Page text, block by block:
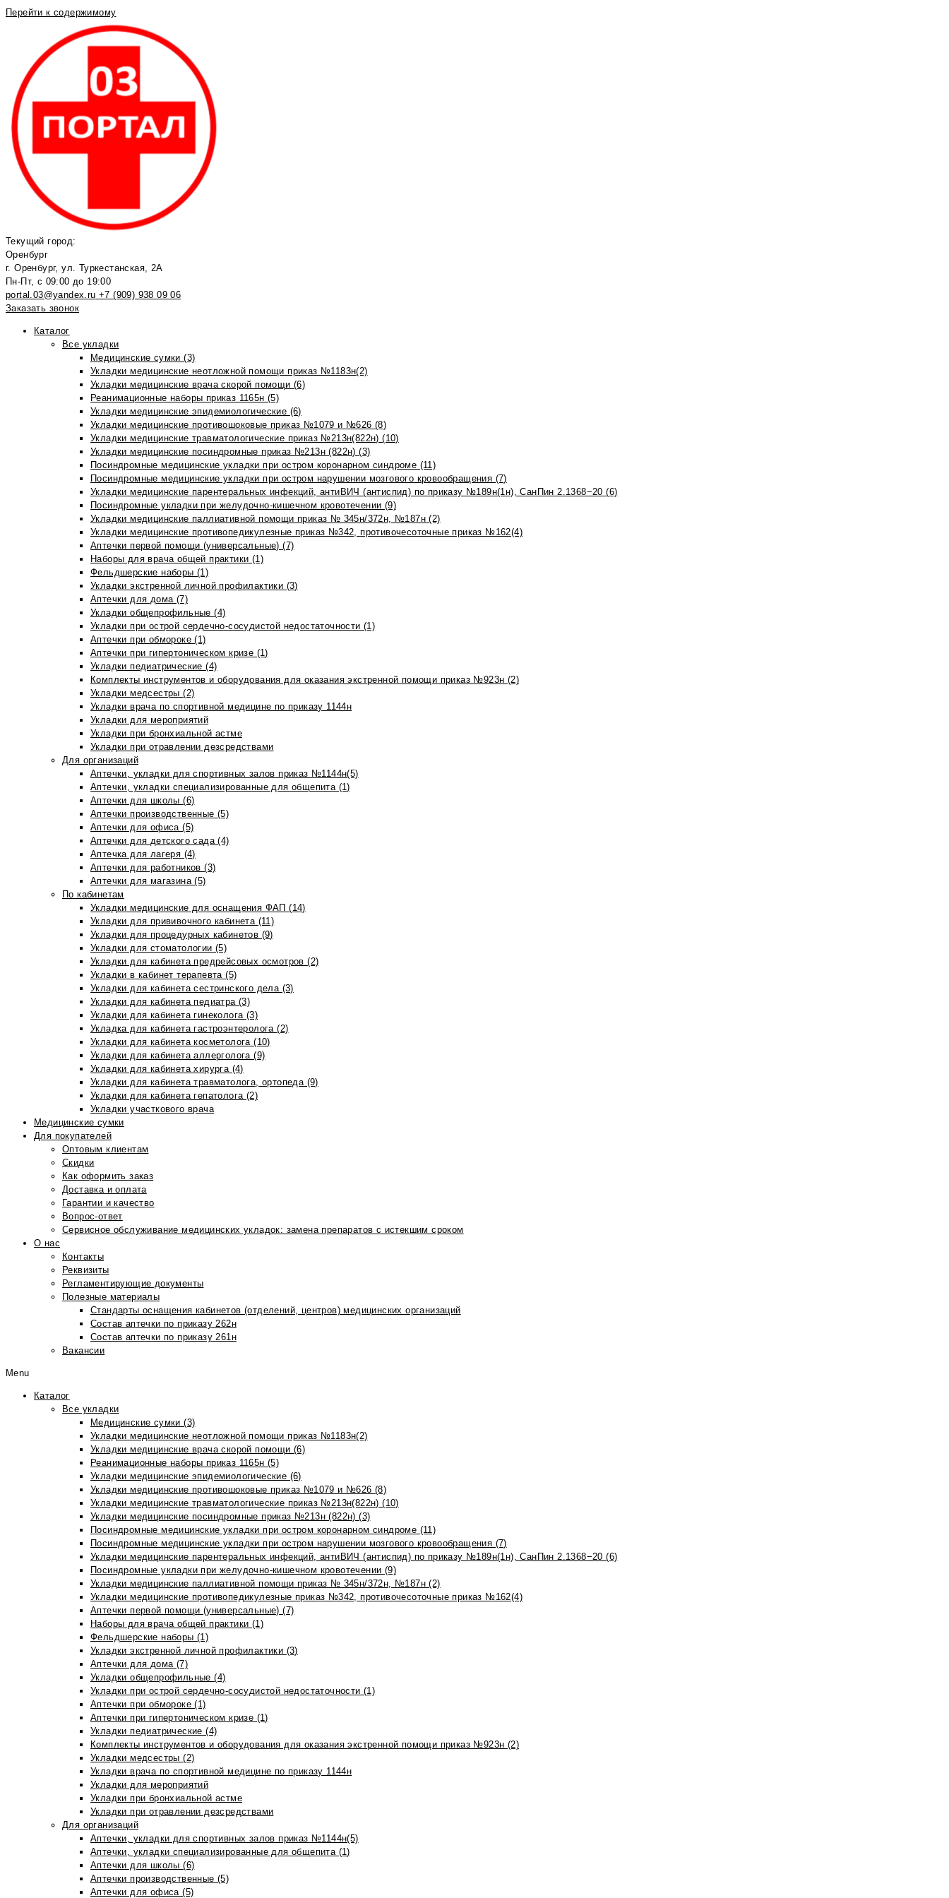
Перейти к содержимому
Текущий город:
Оренбург
г. Оренбург, ул. Туркестанская, 2А
Пн-Пт, с 09:00 до 19:00
portal.03@yandex.ru +7 (909) 938 09 06
Заказать звонок
Каталог
Все укладки
Медицинские сумки (3)
Укладки медицинские неотложной помощи приказ №1183н(2)
Укладки медицинские врача скорой помощи (6)
Реанимационные наборы приказ 1165н (5)
Укладки медицинские эпидемиологические (6)
Укладки медицинские противошоковые приказ №1079 и №626 (8)
Укладки медицинские травматологические приказ №213н(822н) (10)
Укладки медицинские посиндромные приказ №213н (822н) (3)
Посиндромные медицинские укладки при остром коронарном синдроме (11)
Посиндромные медицинские укладки при остром нарушении мозгового кровообращения (7)
Укладки медицинские парентеральных инфекций, антиВИЧ (антиспид) по приказу №189н(1н), СанПин 2.1368−20 (6)
Посиндромные укладки при желудочно-кишечном кровотечении (9)
Укладки медицинские паллиативной помощи приказ № 345н/372н, №187н (2)
Укладки медицинские противопедикулезные приказ №342, противочесоточные приказ №162(4)
Аптечки первой помощи (универсальные) (7)
Наборы для врача общей практики (1)
Фельдшерские наборы (1)
Укладки экстренной личной профилактики (3)
Аптечки для дома (7)
Укладки общепрофильные (4)
Укладки при острой сердечно-сосудистой недостаточности (1)
Аптечки при обмороке (1)
Аптечки при гипертоническом кризе (1)
Укладки педиатрические (4)
Комплекты инструментов и оборудования для оказания экстренной помощи приказ №923н (2)
Укладки медсестры (2)
Укладки врача по спортивной медицине по приказу 1144н
Укладки для мероприятий
Укладки при бронхиальной астме
Укладки при отравлении дезсредствами
Для организаций
Аптечки, укладки для спортивных залов приказ №1144н(5)
Аптечки, укладки специализированные для общепита (1)
Аптечки для школы (6)
Аптечки производственные (5)
Аптечки для офиса (5)
Аптечки для детского сада (4)
Аптечка для лагеря (4)
Аптечки для работников (3)
Аптечки для магазина (5)
По кабинетам
Укладки медицинские для оснащения ФАП (14)
Укладки для прививочного кабинета (11)
Укладки для процедурных кабинетов (9)
Укладки для стоматологии (5)
Укладки для кабинета предрейсовых осмотров (2)
Укладки в кабинет терапевта (5)
Укладки для кабинета сестринского дела (3)
Укладки для кабинета педиатра (3)
Укладки для кабинета гинеколога (3)
Укладка для кабинета гастроэнтеролога (2)
Укладки для кабинета косметолога (10)
Укладки для кабинета аллерголога (9)
Укладки для кабинета хирурга (4)
Укладки для кабинета травматолога, ортопеда (9)
Укладки для кабинета гепатолога (2)
Укладки участкового врача
Медицинские сумки
Для покупателей
Оптовым клиентам
Скидки
Как оформить заказ
Доставка и оплата
Гарантии и качество
Вопрос-ответ
Сервисное обслуживание медицинских укладок: замена препаратов с истекшим сроком
О нас
Контакты
Реквизиты
Регламентирующие документы
Полезные материалы
Стандарты оснащения кабинетов (отделений, центров) медицинских организаций
Состав аптечки по приказу 262н
Состав аптечки по приказу 261н
Вакансии
Menu
Каталог
Все укладки
Медицинские сумки (3)
Укладки медицинские неотложной помощи приказ №1183н(2)
Укладки медицинские врача скорой помощи (6)
Реанимационные наборы приказ 1165н (5)
Укладки медицинские эпидемиологические (6)
Укладки медицинские противошоковые приказ №1079 и №626 (8)
Укладки медицинские травматологические приказ №213н(822н) (10)
Укладки медицинские посиндромные приказ №213н (822н) (3)
Посиндромные медицинские укладки при остром коронарном синдроме (11)
Посиндромные медицинские укладки при остром нарушении мозгового кровообращения (7)
Укладки медицинские парентеральных инфекций, антиВИЧ (антиспид) по приказу №189н(1н), СанПин 2.1368−20 (6)
Посиндромные укладки при желудочно-кишечном кровотечении (9)
Укладки медицинские паллиативной помощи приказ № 345н/372н, №187н (2)
Укладки медицинские противопедикулезные приказ №342, противочесоточные приказ №162(4)
Аптечки первой помощи (универсальные) (7)
Наборы для врача общей практики (1)
Фельдшерские наборы (1)
Укладки экстренной личной профилактики (3)
Аптечки для дома (7)
Укладки общепрофильные (4)
Укладки при острой сердечно-сосудистой недостаточности (1)
Аптечки при обмороке (1)
Аптечки при гипертоническом кризе (1)
Укладки педиатрические (4)
Комплекты инструментов и оборудования для оказания экстренной помощи приказ №923н (2)
Укладки медсестры (2)
Укладки врача по спортивной медицине по приказу 1144н
Укладки для мероприятий
Укладки при бронхиальной астме
Укладки при отравлении дезсредствами
Для организаций
Аптечки, укладки для спортивных залов приказ №1144н(5)
Аптечки, укладки специализированные для общепита (1)
Аптечки для школы (6)
Аптечки производственные (5)
Аптечки для офиса (5)